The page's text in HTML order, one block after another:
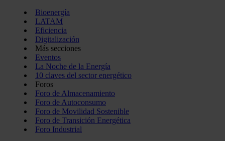
Bioenergía
LATAM
Eficiencia
Digitalización
Más secciones
Eventos
La Noche de la Energía
10 claves del sector energético
Foros
Foro de Almacenamiento
Foro de Autoconsumo
Foro de Movilidad Sostenible
Foro de Transición Energética
Foro Industrial